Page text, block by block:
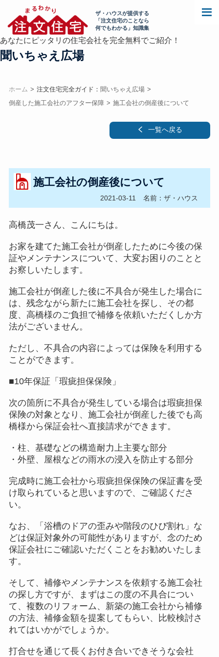
ザ・ハウスが提供する
「注文住宅のことなら
何でもわかる」知識集
あなたにピッタリの住宅会社を完全無料でご紹介！
聞いちゃえ広場
ホーム 注文住宅完全ガイド： 聞いちゃえ広場
倒産した施工会社のアフター保障
施工会社の倒産後について
一覧へ戻る
施工会社の倒産後について
2021-03-11 名前：ザ・ハウス
高橋茂一さん、こんにちは。
お家を建てた施工会社が倒産したために今後の保
証やメンテナンスについて、大変お困りのことと
お察しいたします。
施工会社が倒産した後に不具合が発生した場合に
は、残念ながら新たに施工会社を探し、その都
度、高橋様のご負担で補修を依頼いただくしか方
法がございません。
ただし、不具合の内容によっては保険を利用する
ことができます。
■10年保証「瑕疵担保保険」
次の箇所に不具合が発生している場合は瑕疵担保
保険の対象となり、施工会社が倒産した後でも高
橋様から保証会社へ直接請求ができます。
・柱、基礎などの構造耐力上主要な部分
・外壁、屋根などの雨水の浸入を防止する部分
完成時に施工会社から瑕疵担保保険の保証書を受
け取られていると思いますので、ご確認くださ
い。
なお、「浴槽のドアの歪みや階段のひび割れ」な
どは保証対象外の可能性がありますが、念のため
保証会社にご確認いただくことをお勧めいたしま
す。
そして、補修やメンテナンスを依頼する施工会社
の探し方ですが、まずはこの度の不具合につい
て、複数のリフォーム、新築の施工会社から補修
の方法、補修金額を提案してもらい、比較検討さ
れてはいかがでしょうか。
打合せを通じて長くお付き合いできそうな会社